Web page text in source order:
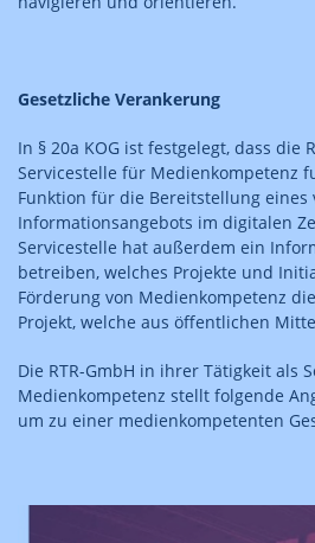
Gesetzliche Verankerung
In § 20a KOG ist festgelegt, dass die
Servicestelle für Medienkompetenz
Funktion für die Bereitstellung eines
Informationsangebots im digitalen
Servicestelle hat außerdem ein
betreiben, welches Projekte und
Förderung von Medienkompetenz
Projekt, welche aus öffentlichen
Die RTR-GmbH in ihrer Tätigkeit als
Medienkompetenz stellt folgende
um zu einer medienkompetenten